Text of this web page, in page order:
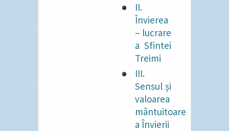
II.
Învierea
– lucrare
a Sfintei
Treimi
III.
Sensul și
valoarea
mântuitoare
a Învierii